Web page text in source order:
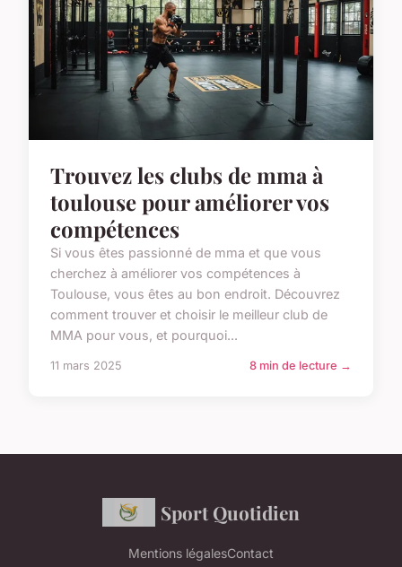
Trouvez les clubs de mma à
toulouse pour améliorer vos
compétences
Si vous êtes passionné de mma et que vous
cherchez à améliorer vos compétences à
Toulouse, vous êtes au bon endroit. Découvrez
comment trouver et choisir le meilleur club de
MMA pour vous, et pourquoi...
11 mars 2025 8 min de lecture →
Sport Quotidien
Mentions légalesContact